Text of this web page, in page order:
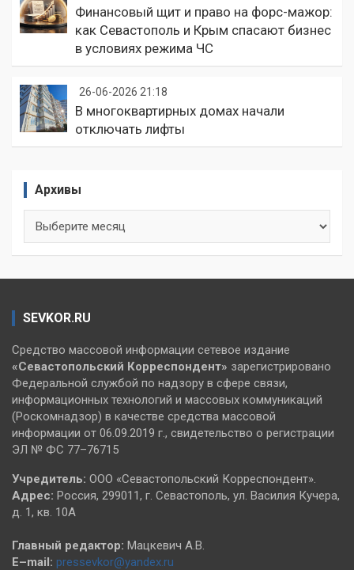
Финансовый щит и право на форс-мажор:
как Севастополь и Крым спасают бизнес
в условиях режима ЧС
26-06-2026 21:18
В многоквартирных домах начали
отключать лифты
Архивы
SEVKOR.RU
Средство массовой информации сетевое издание
«Севастопольский Корреспондент» зарегистрировано
Федеральной службой по надзору в сфере связи,
информационных технологий и массовых коммуникаций
(Роскомнадзор) в качестве средства массовой
информации от 06.09.2019 г., свидетельство о регистрации
ЭЛ № ФС 77–76715
Учредитель: ООО «Севастопольский Корреспондент».
Адрес: Россия, 299011, г. Севастополь, ул. Василия Кучера,
д. 1, кв. 10А
Главный редактор: Мацкевич А.В.
E–mail: pressevkor@yandex.ru